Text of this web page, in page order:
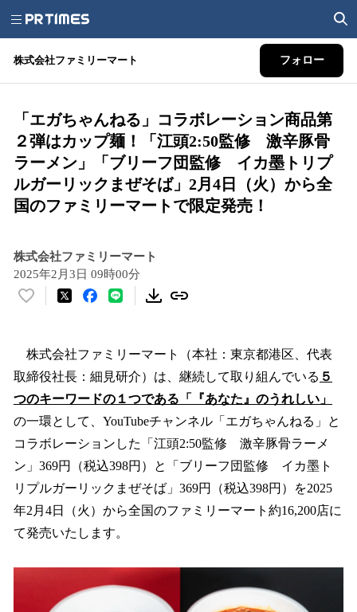
株式会社ファミリーマート フォロー
「エガちゃんねる」コラボレーション商品第
２弾はカップ麺！「江頭2:50監修 激辛豚骨
ラーメン」「ブリーフ団監修 イカ墨トリプ
ルガーリックまぜそば」2月4日（火）から全
国のファミリーマートで限定発売！
株式会社ファミリーマート
2025年2月3日 09時00分
い
！
数
を
読
み
込
み
中
で
す
株式会社ファミリーマート（本社：東京都港区、代表
取締役社長：細見研介）は、継続して取り組んでいる ５
つのキーワードの１つである「『あなた』のうれしい」
の一環として、YouTubeチャンネル「エガちゃんねる」と
コラボレーションした「江頭2:50監修 激辛豚骨ラーメ
ン」369円（税込398円）と「ブリーフ団監修 イカ墨ト
リプルガーリックまぜそば」369円（税込398円）を2025
年2月4日（火）から全国のファミリーマート約16,200店に
て発売いたします。